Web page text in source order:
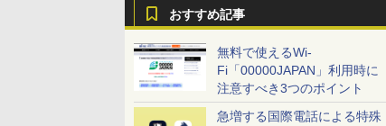
おすすめ記事
無料で使えるWi-
Fi「00000JAPAN」利用時に
注意すべき3つのポイント
急増する国際電話による特殊